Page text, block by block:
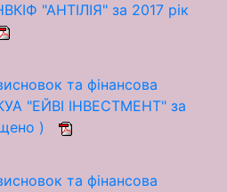
"АНТІЛІЯ" за 2017 рік
та фінансова
"ЕЙВІ ІНВЕСТМЕНТ" за
)
та фінансова